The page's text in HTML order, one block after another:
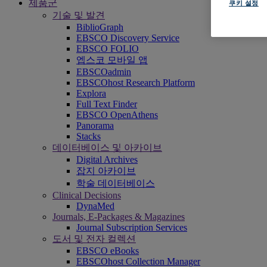
제품군
기술 및 발견
BiblioGraph
EBSCO Discovery Service
EBSCO FOLIO
엡스코 모바일 앱
EBSCOadmin
EBSCOhost Research Platform
Explora
Full Text Finder
EBSCO OpenAthens
Panorama
Stacks
데이터베이스 및 아카이브
Digital Archives
잡지 아카이브
학술 데이터베이스
Clinical Decisions
DynaMed
Journals, E-Packages & Magazines
Journal Subscription Services
도서 및 전자 컬렉션
EBSCO eBooks
EBSCOhost Collection Manager
쿠키 설정